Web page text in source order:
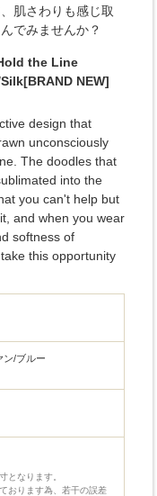
肌さわりも感じ取
でみませんか？
the Line
NEW]
design that
unconsciously
The doodles that
into the
you can't help but
and when you wear
softness of
this opportunity
ン/ブルー
となります。
おります為、若干の誤差